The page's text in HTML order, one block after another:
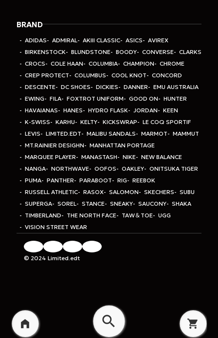
BRAND
ADIDAS ADMIRAL AKIII CLASSIC ASICS
AVIREX
BIRKENSTOCK
BLUNDSTONE BOODY CONVERSE
CLARKS
CROCS
COLE HAAN COLUMBIA CHAMPION
CHROME
CREP PROTECT
COLUMBUS COOL KNOT
CONCORD
DESCENTE
DC SHOES DICKIES DANNER
EMU AUSTRALIA
EWING
FILA FOXTROT UNIFORM GOOD ON
HUNTER
HAVAIANAS
HANES HYDRO FLASK JORDAN
KEEN
K-SWISS
KARHU KELTY KICKSWRAP
LE COQ SPORTIF
LEVIS
LIMITED.EDT MALIBU SANDALS MARMOT
MAMMUT
MT.RAINIER DESIGHN
MANHATTAN PORTAGE
MARQUEE PLAYER
MANASTASH NIKE
NEW BALANCE
NANGA
NORTHWAVE OOFOS OAKLEY
ONITSUKA TIGER
PUMA
PANTHER PARABOOT RIG
REEBOK
RUSSELL ATHLETIC
RASOX SALOMON SKECHERS
SUBU
SUPERGA
SOREL STANCE SNEAKY SAUCONY
SHAKA
TIMBERLAND
THE NORTH FACE TAW＆TOE
UGG
VISION STREET WEAR
© 2024 Limited.edt